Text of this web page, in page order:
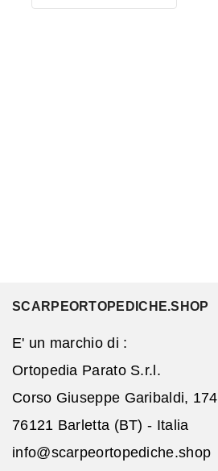
SCARPEORTOPEDICHE.SHOP
E' un marchio di :
Ortopedia Parato S.r.l.
Corso Giuseppe Garibaldi, 174
76121 Barletta (BT) - Italia
info@scarpeortopediche.shop